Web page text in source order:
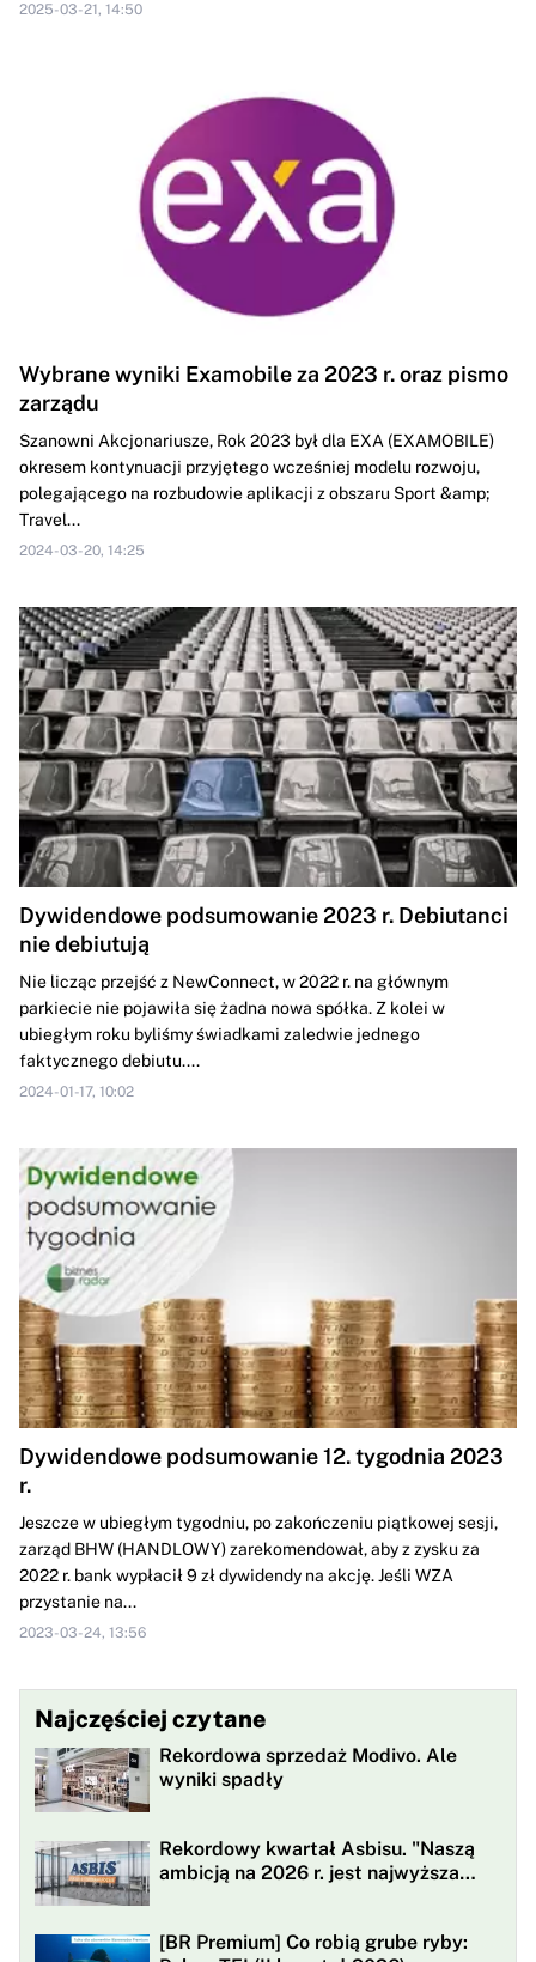
2025-03-21, 14:50
Wybrane wyniki Examobile za 2023 r. oraz pismo
zarządu
Szanowni Akcjonariusze, Rok 2023 był dla EXA (EXAMOBILE)
okresem kontynuacji przyjętego wcześniej modelu rozwoju,
polegającego na rozbudowie aplikacji z obszaru Sport &amp;
Travel...
2024-03-20, 14:25
Dywidendowe podsumowanie 2023 r. Debiutanci
nie debiutują
Nie licząc przejść z NewConnect, w 2022 r. na głównym
parkiecie nie pojawiła się żadna nowa spółka. Z kolei w
ubiegłym roku byliśmy świadkami zaledwie jednego
faktycznego debiutu....
2024-01-17, 10:02
Dywidendowe podsumowanie 12. tygodnia 2023
r.
Jeszcze w ubiegłym tygodniu, po zakończeniu piątkowej sesji,
zarząd BHW (HANDLOWY) zarekomendował, aby z zysku za
2022 r. bank wypłacił 9 zł dywidendy na akcję. Jeśli WZA
przystanie na...
2023-03-24, 13:56
Najczęściej czytane
Rekordowa sprzedaż Modivo. Ale
wyniki spadły
Rekordowy kwartał Asbisu. "Naszą
ambicją na 2026 r. jest najwyższa
[BR Premium] Co robią grube ryby: